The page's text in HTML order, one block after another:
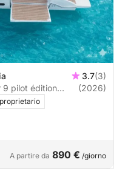
3.7(3)
9 pilot édition
(2026)
A partire da 890 € /giorno